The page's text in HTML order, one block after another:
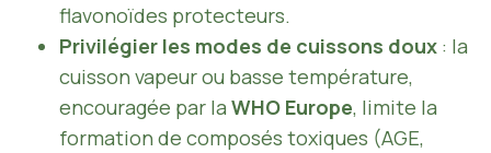
flavonoïdes protecteurs.
Privilégier les modes de cuissons doux : la
cuisson vapeur ou basse température,
encouragée par la WHO Europe, limite la
formation de composés toxiques (AGE,